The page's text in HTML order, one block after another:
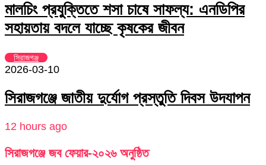
মালচিং প্রযুক্তিতে শসা চাষে সাফল্য: এনডিপির
সহায়তায় বদলে যাচ্ছে কৃষকের জীবন
সিরাজগঞ্জ
2026-03-10
সিরাজগঞ্জে জাতীয় দুর্যোগ প্রস্তুতি দিবস উদযাপন
12 hours ago
সিরাজগঞ্জে জব ফেয়ার-২০২৬ অনুষ্ঠিত